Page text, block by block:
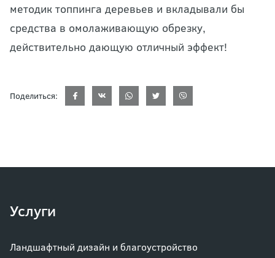
методик топпинга деревьев и вкладывали бы
средства в омолаживающую обрезку,
действительно дающую отличный эффект!
Поделиться:
Услуги
Ландшафтный дизайн и благоустройство